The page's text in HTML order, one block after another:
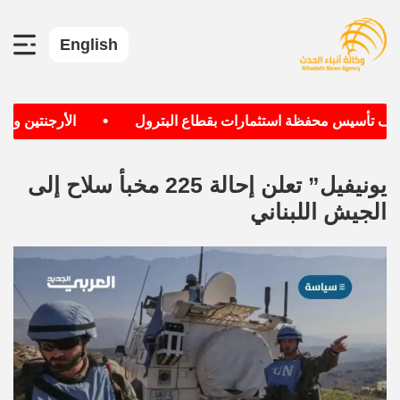
English
تأسيس محفظة استثمارات بقطاع البترول الأرجنتين
يونيفيل” تعلن إحالة 225 مخبأ سلاح إلى
الجيش اللبناني